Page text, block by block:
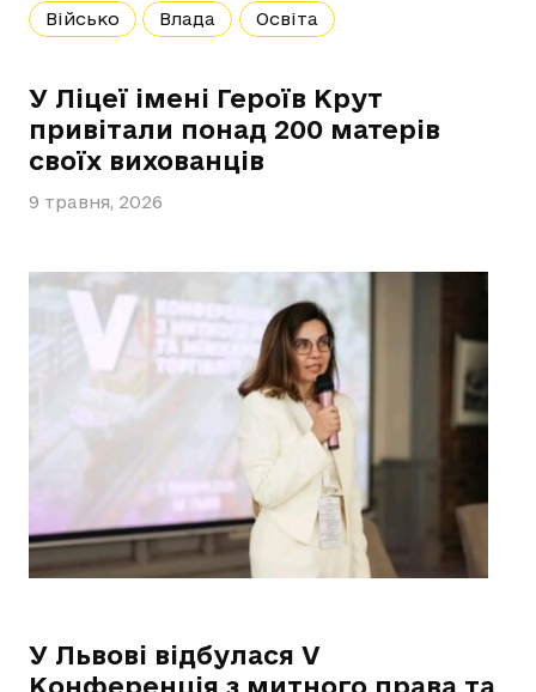
Військо Влада Освіта
У Ліцеї імені Героїв Крут
привітали понад 200 матерів
своїх вихованців
9 травня, 2026
У Львові відбулася V
Конференція з митного права та